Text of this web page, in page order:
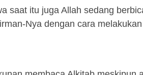
saat itu juga Allah sedang
Nya dengan cara